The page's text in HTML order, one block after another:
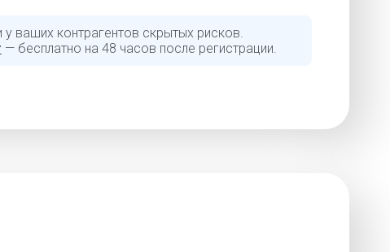
у ваших контрагентов скрытых рисков.
— бесплатно на 48 часов после регистрации.